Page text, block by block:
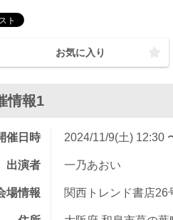
お気に入り
情報1
催日時 2024/11/9(土) 12:30
出演者 一乃あおい
場情報 関西トレンド書店26